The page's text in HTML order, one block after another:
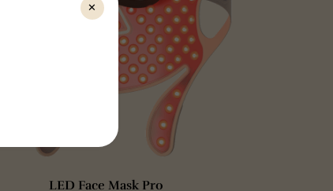
LED Face Mask Pro
✕